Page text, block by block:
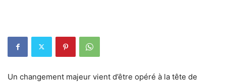
Un changement majeur vient d’être opéré à la tête de